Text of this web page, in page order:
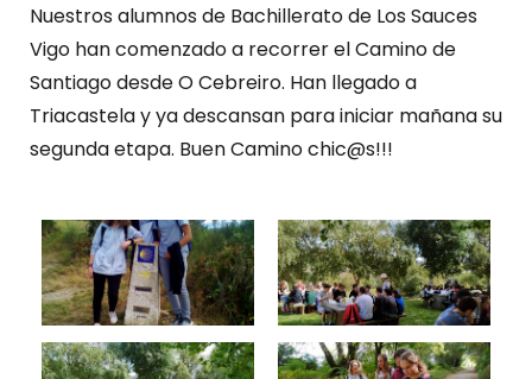
Nuestros alumnos de Bachillerato de Los Sauces
Vigo han comenzado a recorrer el Camino de
Santiago desde O Cebreiro. Han llegado a
Triacastela y ya descansan para iniciar mañana su
segunda etapa. Buen Camino chic@s!!!